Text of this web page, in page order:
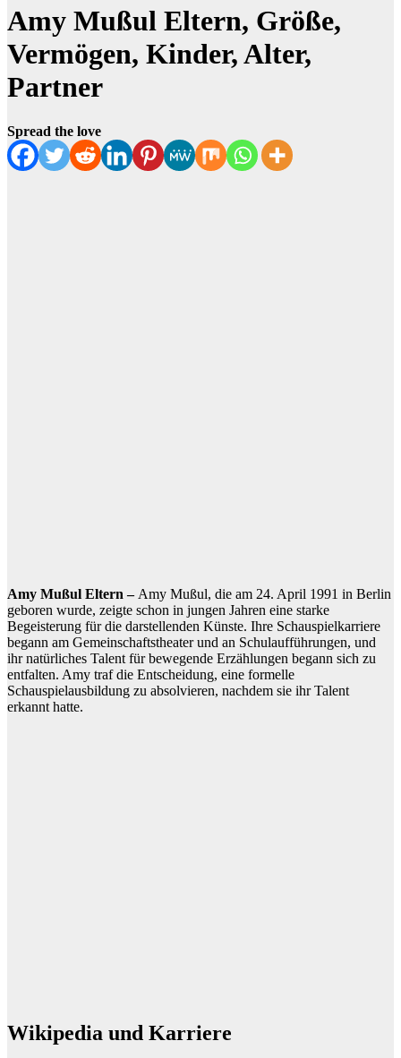
Amy Mußul Eltern, Größe,
Vermögen, Kinder, Alter,
Partner
Spread the love
Amy Mußul Eltern – Amy Mußul, die am 24. April 1991 in Berlin
geboren wurde, zeigte schon in jungen Jahren eine starke
Begeisterung für die darstellenden Künste. Ihre Schauspielkarriere
begann am Gemeinschaftstheater und an Schulaufführungen, und
ihr natürliches Talent für bewegende Erzählungen begann sich zu
entfalten. Amy traf die Entscheidung, eine formelle
Schauspielausbildung zu absolvieren, nachdem sie ihr Talent
erkannt hatte.
Wikipedia und Karriere